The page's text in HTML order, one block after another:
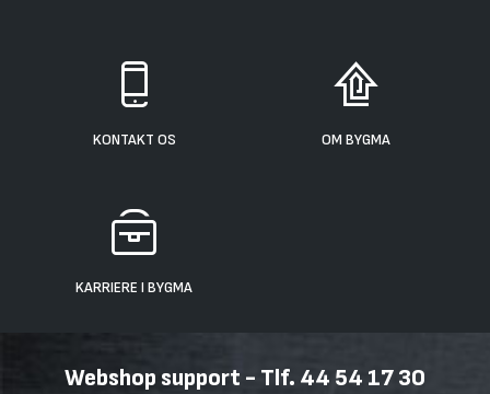
KONTAKT OS OM BYGMA
KARRIERE I BYGMA
Webshop support - Tlf. 44 54 17 30